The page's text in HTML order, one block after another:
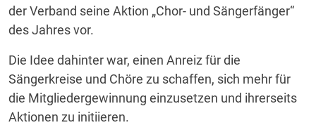
der Verband seine Aktion „Chor- und Sängerfänger“
des Jahres vor.
Die Idee dahinter war, einen Anreiz für die
Sängerkreise und Chöre zu schaffen, sich mehr für
die Mitgliedergewinnung einzusetzen und ihrerseits
Aktionen zu initiieren.